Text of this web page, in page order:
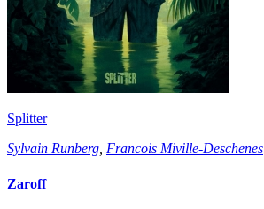
Splitter
Sylvain Runberg Francois Miville-Deschenes
Zaroff